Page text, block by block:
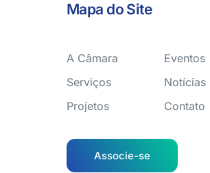
Mapa do Site
A Câmara
Serviços
Projetos
Eventos
Notícias
Contato
Associe-se